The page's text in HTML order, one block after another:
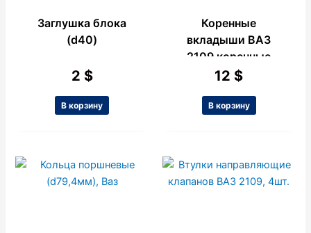
Заглушка блока
(d40)
2 $
В корзину
Коренные
вкладыши ВАЗ
2109 коренные
0.75
12 $
В корзину